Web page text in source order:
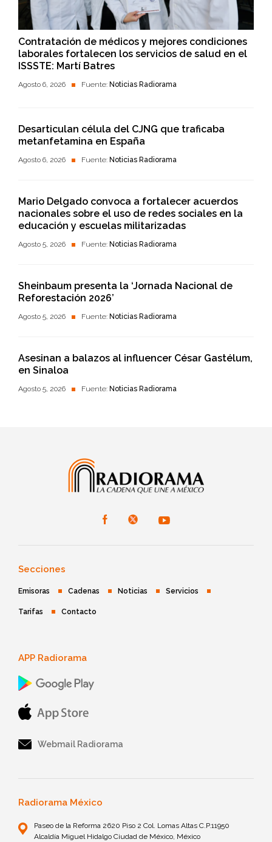
Contratación de médicos y mejores condiciones
laborales fortalecen los servicios de salud en el
ISSSTE: Martí Batres
Agosto 6, 2026 Fuente: Noticias Radiorama
Desarticulan célula del CJNG que traficaba
metanfetamina en España
Agosto 6, 2026 Fuente: Noticias Radiorama
Mario Delgado convoca a fortalecer acuerdos
nacionales sobre el uso de redes sociales en la
educación y escuelas militarizadas
Agosto 5, 2026 Fuente: Noticias Radiorama
Sheinbaum presenta la ‘Jornada Nacional de
Reforestación 2026’
Agosto 5, 2026 Fuente: Noticias Radiorama
Asesinan a balazos al influencer César Gastélum,
en Sinaloa
Agosto 5, 2026 Fuente: Noticias Radiorama
Secciones
Emisoras Cadenas Noticias Servicios
Tarifas Contacto
APP Radiorama
Webmail Radiorama
Radiorama México
Paseo de la Reforma 2620 Piso 2 Col. Lomas Altas C.P.11950
Alcaldía Miguel Hidalgo Ciudad de México, México